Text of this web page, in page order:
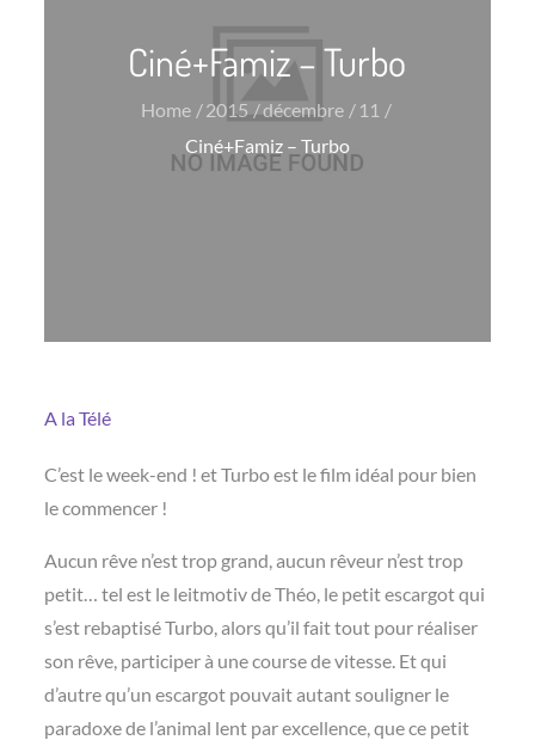
Ciné+Famiz – Turbo
Home 2015 décembre
11
Ciné+Famiz – Turbo
A la Télé
C’est le week-end ! et Turbo est le film idéal pour bien
le commencer !
Aucun rêve n’est trop grand, aucun rêveur n’est trop
petit… tel est le leitmotiv de Théo, le petit escargot qui
s’est rebaptisé Turbo, alors qu’il fait tout pour réaliser
son rêve, participer à une course de vitesse. Et qui
d’autre qu’un escargot pouvait autant souligner le
paradoxe de l’animal lent par excellence, que ce petit